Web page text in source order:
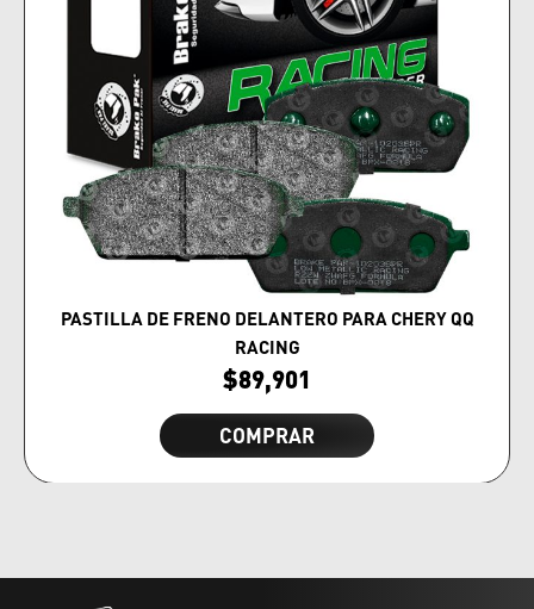
PASTILLA DE FRENO DELANTERO PARA CHERY QQ
RACING
$89,901
COMPRAR